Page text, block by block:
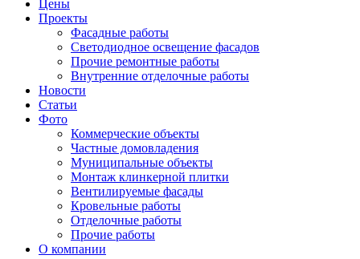
Цены
Проекты
Фасадные работы
Светодиодное освещение фасадов
Прочие ремонтные работы
Внутренние отделочные работы
Новости
Статьи
Фото
Коммерческие объекты
Частные домовладения
Муниципальные объекты
Монтаж клинкерной плитки
Вентилируемые фасады
Кровельные работы
Отделочные работы
Прочие работы
О компании